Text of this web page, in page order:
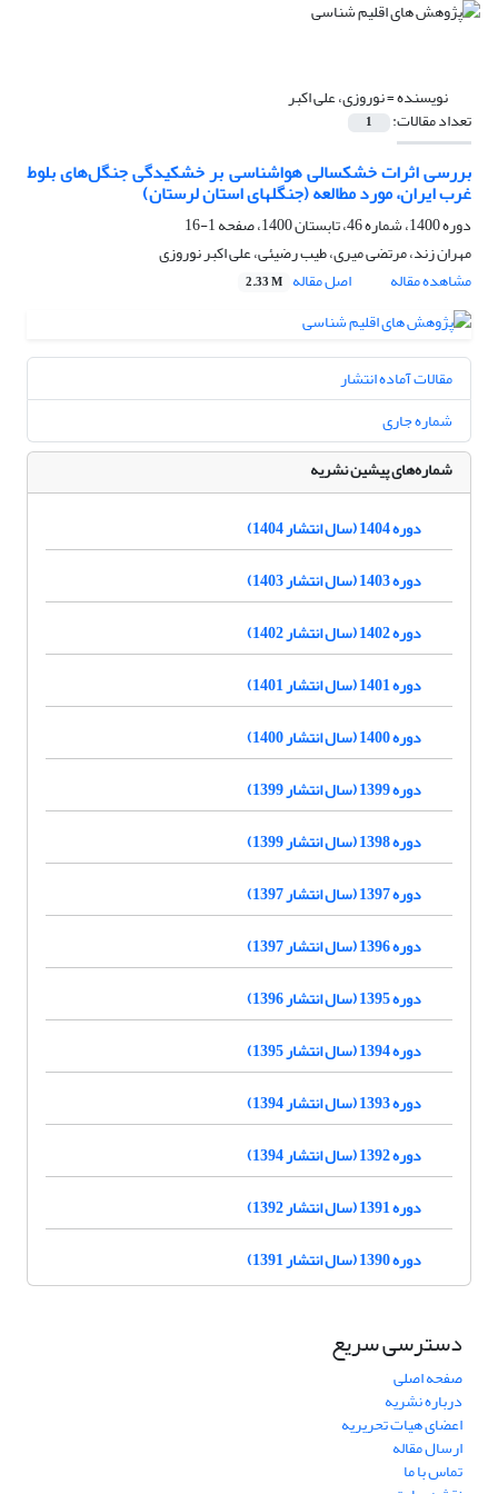
نویسنده =نوروزی، علی اکبر
تعداد مقالات: 1
بررسی اثرات خشکسالی هواشناسی بر خشکیدگی جنگل‌های بلوط
غرب ایران، مورد مطالعه (جنگلهای استان لرستان)
دوره 1400، شماره 46، تابستان 1400، صفحه
1-16
مهران زند، مرتضی میری، طیب رضیئی، علی اکبر نوروزی
مشاهده مقاله
اصل مقاله 2.33 M
مقالات آماده انتشار
شماره جاری
شماره‌های پیشین نشریه
دوره 1404 (سال انتشار 1404)
دوره 1403 (سال انتشار 1403)
دوره 1402 (سال انتشار 1402)
دوره 1401 (سال انتشار 1401)
دوره 1400 (سال انتشار 1400)
دوره 1399 (سال انتشار 1399)
دوره 1398 (سال انتشار 1399)
دوره 1397 (سال انتشار 1397)
دوره 1396 (سال انتشار 1397)
دوره 1395 (سال انتشار 1396)
دوره 1394 (سال انتشار 1395)
دوره 1393 (سال انتشار 1394)
دوره 1392 (سال انتشار 1394)
دوره 1391 (سال انتشار 1392)
دوره 1390 (سال انتشار 1391)
دسترسی سریع
صفحه اصلی
درباره نشریه
اعضای هیات تحریریه
ارسال مقاله
تماس با ما